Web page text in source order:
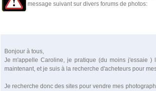
message suivant sur divers forums de photos:
Bonjour à tous,
Je m'appelle Caroline, je pratique (du moins j'essaie
maintenant, et je suis à la recherche d'acheteurs pour
Je recherche donc des sites pour vendre mes